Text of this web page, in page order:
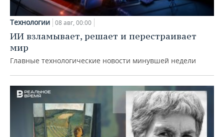
Технологии 08 авг, 00:00
ИИ взламывает, решает и перестраивает
мир
Главные технологические новости минувшей недели